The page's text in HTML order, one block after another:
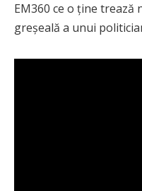
EM360 ce o ține trează
greșeală a unui